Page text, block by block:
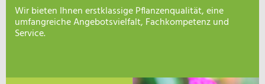
Wir bieten Ihnen erstklassige Pflanzenqualität, eine
umfangreiche Angebotsvielfalt, Fachkompetenz und
Service.